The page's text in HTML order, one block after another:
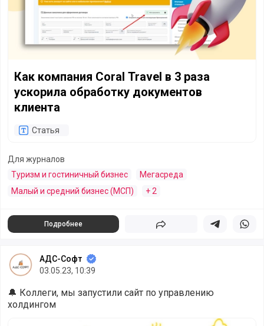
Как компания Coral Travel в 3 раза
ускорила обработку документов
клиента
Статья
Для журналов
Туризм и гостиничный бизнес
Мегасреда
Малый и средний бизнес (МСП)
+ 2
Подробнее Поделиться Поделиться в
АДС-Софт
03.05.23, 10:39
🔔 Коллеги, мы запустили сайт по управлению
холдингом